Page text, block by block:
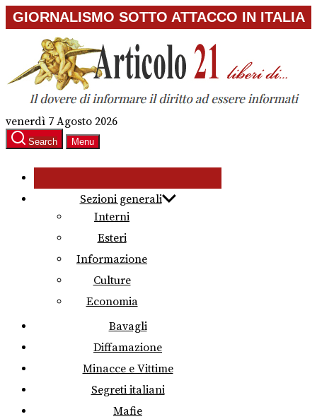
Skip
to
content
GIORNALISMO SOTTO ATTACCO IN ITALIA
venerdì 7 Agosto 2026
Search Menu
Sezioni generali
Interni
Esteri
Informazione
Culture
Economia
Bavagli
Diffamazione
Minacce e Vittime
Segreti italiani
Mafie